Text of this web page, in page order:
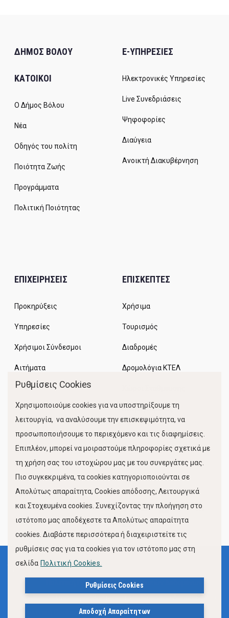
ΔΗΜΟΣ ΒΟΛΟΥ
ΚΑΤΟΙΚΟΙ
Ο Δήμος Βόλου
Νέα
Οδηγός του πολίτη
Ποιότητα Ζωής
Προγράμματα
Πολιτική Ποιότητας
E-ΥΠΗΡΕΣΙΕΣ
Ηλεκτρονικές Υπηρεσίες
Live Συνεδριάσεις
Ψηφοφορίες
Διαύγεια
Ανοικτή Διακυβέρνηση
ΕΠΙΧΕΙΡΗΣΕΙΣ
Προκηρύξεις
Υπηρεσίες
Χρήσιμοι Σύνδεσμοι
Αιτήματα
ΕΠΙΣΚΕΠΤΕΣ
Χρήσιμα
Τουρισμός
Διαδρομές
Δρομολόγια ΚΤΕΛ
Κίνηση Λιμένος
FOLLOW US
Όροι Χρήσης
Πολιτική Προστασίας Προσωπικών Δεδομένων
Πολιτική Cookies
Ρυθμίσεις Cookies
Χρησιμοποιούμε cookies για να υποστηρίξουμε τη
λειτουργία, να αναλύσουμε την επισκεψιμότητα, να
προσωποποιήσουμε το περιεχόμενο και τις διαφημίσεις.
Επιπλέον, μπορεί να μοιραστούμε πληροφορίες σχετικά με
τη χρήση σας του ιστοχώρου μας με του συνεργάτες μας.
Πιο συγκεκριμένα, τα cookies κατηγοριοποιούνται σε
Απολύτως απαραίτητα, Cookies απόδοσης, Λειτουργικά
και Στοχευμένα cookies. Συνεχίζοντας την πλοήγηση στο
ιστότοπο μας αποδέχεστε τα Απολύτως απαραίτητα
cookies. Διαβάστε περισσότερα ή διαχειριστείτε τις
ρυθμίσεις σας για τα cookies για τον ιστότοπο μας στη
σελίδα Πολιτική Cookies.
Ρυθμίσεις Cookies
Αποδοχή Απαραίτητων